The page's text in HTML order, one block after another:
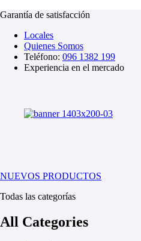
Garantía de satisfacción
Locales
Quienes Somos
Teléfono: 096 1382 199
Experiencia en el mercado
NUEVOS PRODUCTOS
Todas las categorías
All Categories